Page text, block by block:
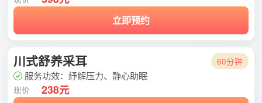
立即预约
川式舒养采耳 60分钟
服务功效：纾解压力、静心助眠
现价 238元